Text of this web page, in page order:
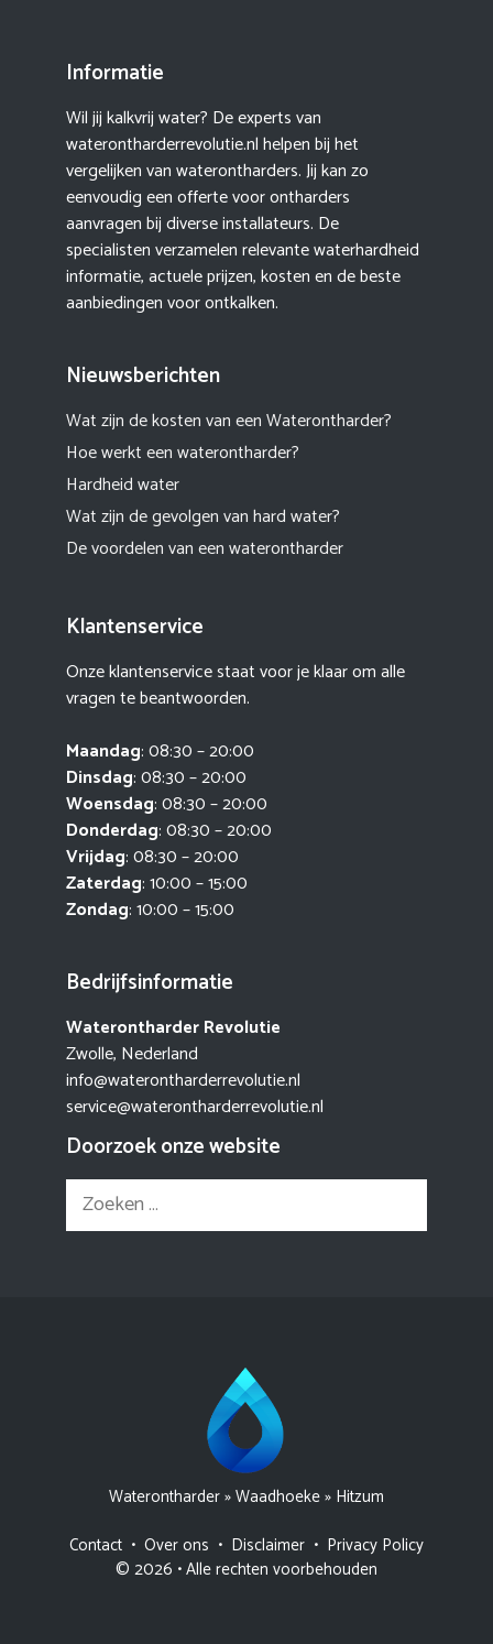
Informatie
Wil jij kalkvrij water? De experts van
waterontharderrevolutie.nl helpen bij het
vergelijken van waterontharders. Jij kan zo
eenvoudig een offerte voor ontharders
aanvragen bij diverse installateurs. De
specialisten verzamelen relevante waterhardheid
informatie, actuele prijzen, kosten en de beste
aanbiedingen voor ontkalken.
Nieuwsberichten
Wat zijn de kosten van een Waterontharder?
Hoe werkt een waterontharder?
Hardheid water
Wat zijn de gevolgen van hard water?
De voordelen van een waterontharder
Klantenservice
Onze klantenservice staat voor je klaar om alle
vragen te beantwoorden.
Maandag: 08:30 – 20:00
Dinsdag: 08:30 – 20:00
Woensdag: 08:30 – 20:00
Donderdag: 08:30 – 20:00
Vrijdag: 08:30 – 20:00
Zaterdag: 10:00 – 15:00
Zondag: 10:00 – 15:00
Bedrijfsinformatie
Waterontharder Revolutie
Zwolle, Nederland
info@waterontharderrevolutie.nl
service@waterontharderrevolutie.nl
Doorzoek onze website
Zoek
naar:
Waterontharder»Waadhoeke» Hitzum
Contact • Over ons • Disclaimer • Privacy Policy
© 2026 • Alle rechten voorbehouden